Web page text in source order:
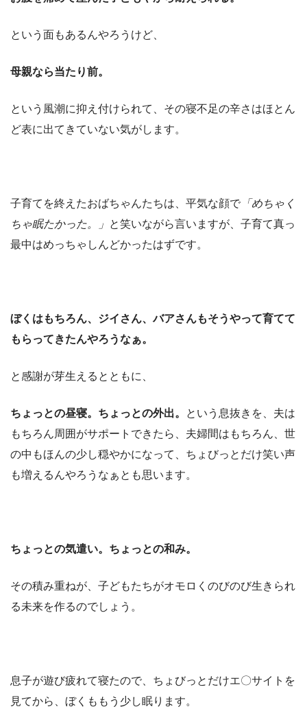
という面もあるんやろうけど、
母親なら当たり前。
という風潮に抑え付けられて、その寝不足の辛さはほとん
ど表に出てきていない気がします。
子育てを終えたおばちゃんたちは、平気な顔で 「めちゃく
ちゃ眠たかった。」 と笑いながら言いますが、子育て真っ
最中はめっちゃしんどかったはずです。
ぼくはもちろん、ジイさん、バアさんもそうやって育てて
もらってきたんやろうなぁ。
と感謝が芽生えるとともに、
ちょっとの昼寝。ちょっとの外出。
という息抜きを、夫は
もちろん周囲がサポートできたら、夫婦間はもちろん、世
の中もほんの少し穏やかになって、ちょびっとだけ笑い声
も増えるんやろうなぁとも思います。
ちょっとの気遣い。ちょっとの和み。
その積み重ねが、子どもたちがオモロくのびのび生きられ
る未来を作るのでしょう。
息子が遊び疲れて寝たので、ちょびっとだけエ〇サイトを
見てから、ぼくももう少し眠ります。